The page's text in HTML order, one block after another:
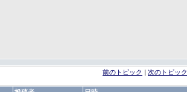
前のトピック | 次のトピック